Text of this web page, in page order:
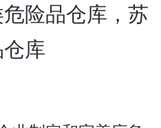
险品仓库，苏
库